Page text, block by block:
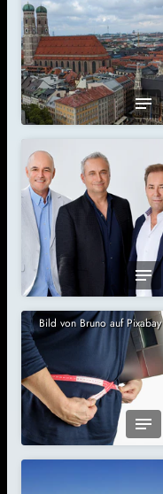
Bild von Bruno auf Pixabay